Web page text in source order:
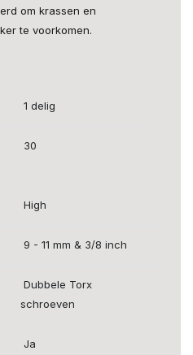
om krassen en
te voorkomen.
1 delig
30
High
9 - 11 mm & 3/8 inch
Dubbele Torx
schroeven
Ja